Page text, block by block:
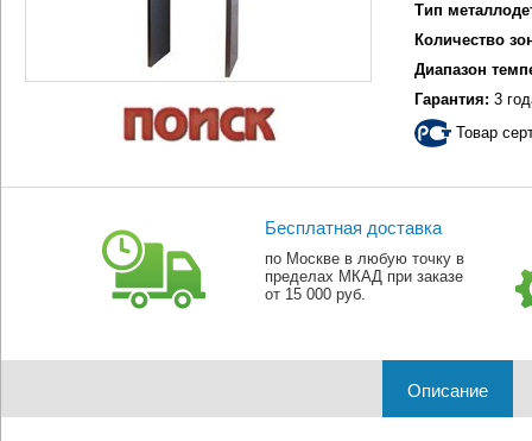
Тип
Количество
Диапазон
Гарантия: 3
Товар
Бесплатная доставка
по Москве в любую точку в
пределах МКАД при заказе
от 15 000 руб.
Описание